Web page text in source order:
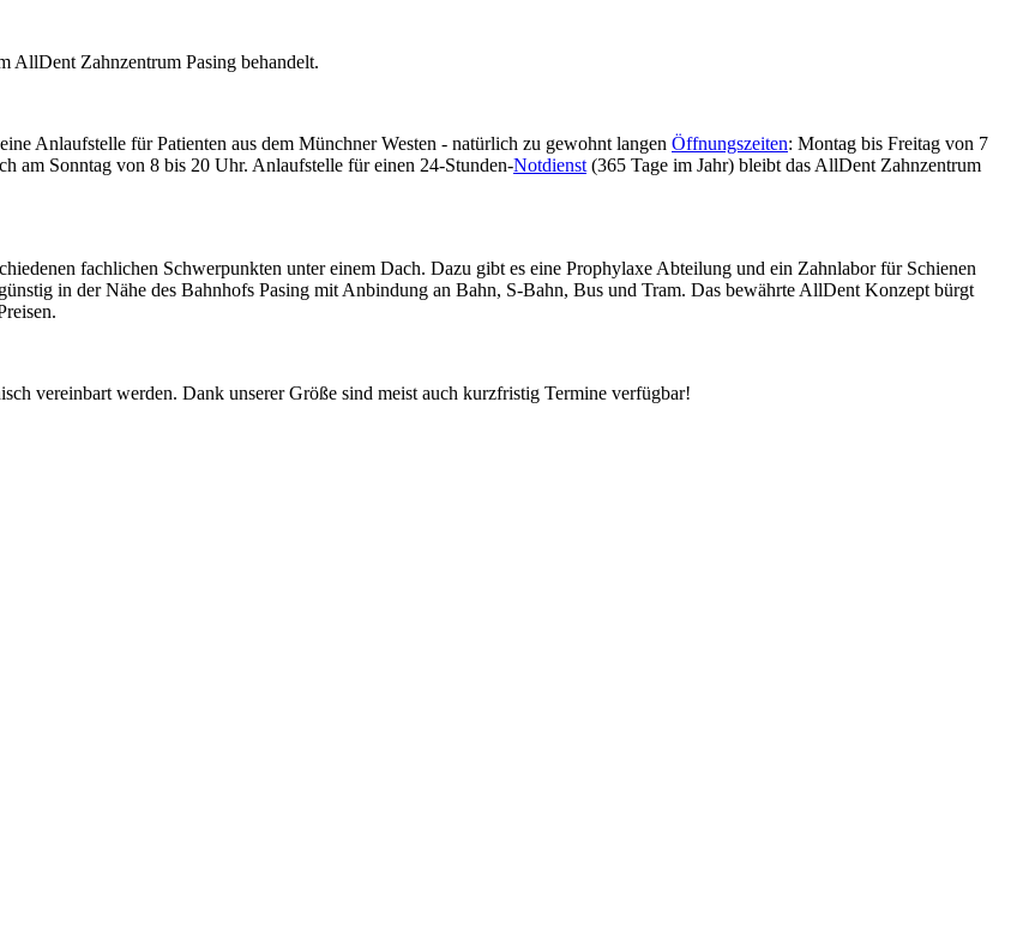
Zahnzentrum Pasing behandelt.
Anlaufstelle für Patienten aus dem Münchner Westen - natürlich zu gewohnt langen Öffnungszeiten: Montag bis Freitag von 7
am Sonntag von 8 bis 20 Uhr. Anlaufstelle für einen 24-Stunden-Notdienst (365 Tage im Jahr) bleibt das AllDent Zahnzentrum
fachlichen Schwerpunkten unter einem Dach. Dazu gibt es eine Prophylaxe Abteilung und ein Zahnlabor für Schienen
in der Nähe des Bahnhofs Pasing mit Anbindung an Bahn, S-Bahn, Bus und Tram. Das bewährte AllDent Konzept bürgt
vereinbart werden. Dank unserer Größe sind meist auch kurzfristig Termine verfügbar!